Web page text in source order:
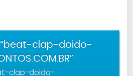
clap-doido-
clap-doido-